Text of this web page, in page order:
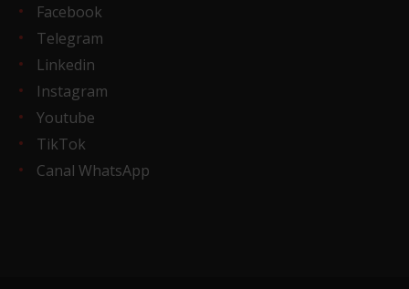
Facebook
Telegram
Linkedin
Instagram
Youtube
TikTok
Canal WhatsApp